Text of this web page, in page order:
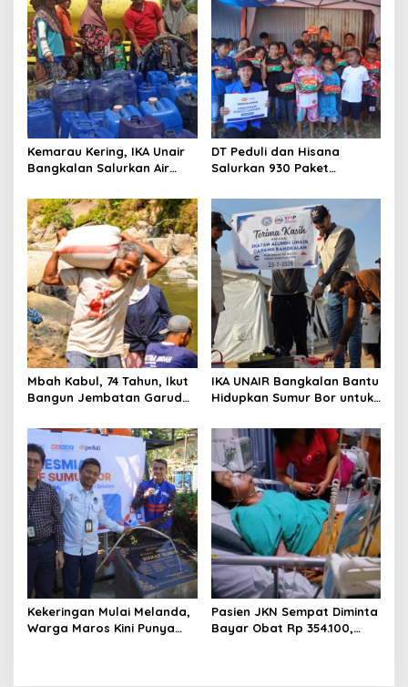
g
a
t
i
o
n
Kemarau Kering, IKA Unair
Bangkalan Salurkan Air
DT Peduli dan Hisana
Salurkan 930 Paket
Kebakaran Tallo
Mbah Kabul, 74 Tahun, Ikut
Bangun Jembatan Garuda
IKA UNAIR Bangkalan Bantu
Hidupkan Sumur Bor untuk
Kekeringan Mulai Melanda,
Warga Maros Kini Punya
Pasien JKN Sempat Diminta
Bayar Obat Rp 354.100,